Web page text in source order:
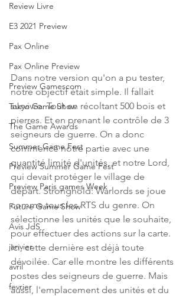
Review Livre
E3 2021 Preview
Pax Online
Pax Online Preview
Preview Gamescom
Tokyo Game Show
The Game Awards
Summer Game Fest
Preview Summer Game Fest
Preview Paris games Week
Future Game Show
Avis JdS
janvier
avril
fevrier
Dans notre version qu'on a pu tester,
notre objectif était simple. Il fallait
survivre. Tout en récoltant 500 bois et
pierres. Et en prenant le contrôle de 3
seigneurs de guerre. On a donc
commencé notre partie avec une
quantité limité d'unités, et notre Lord,
qui devait protéger le village de
départ. Stronghold: Warlords se joue
comme tous les RTS du genre. On
sélectionne les unités que le souhaite,
pour effectuer des actions sur la carte.
Ici, cette dernière est déjà toute
dévoilée. Car elle montre les différents
postes des seigneurs de guerre. Mais
aussi, l'emplacement des unités et du